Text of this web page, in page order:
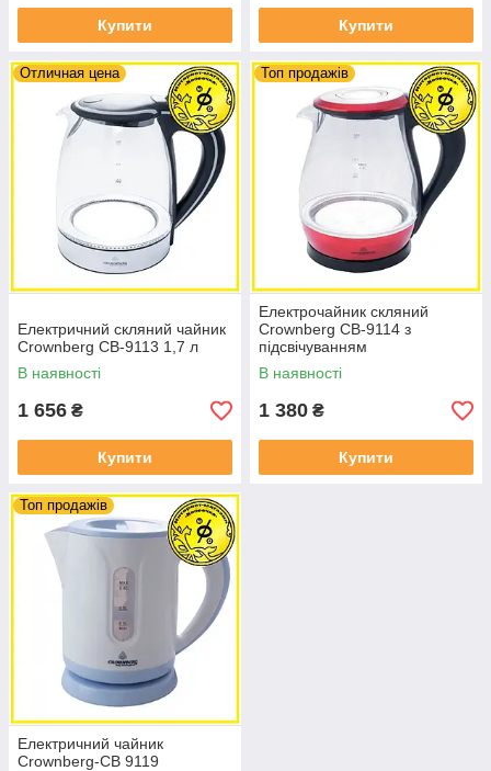
Купити Купити
Отличная цена
Електричний скляний чайник
Crownberg CB-9113 1,7 л
В наявності
1 656 ₴
Купити
Топ продажів
Електрочайник скляний
Crownberg CB-9114 з
підсвічуванням
В наявності
1 380 ₴
Купити
Топ продажів
Електричний чайник
Crownberg-CB 9119